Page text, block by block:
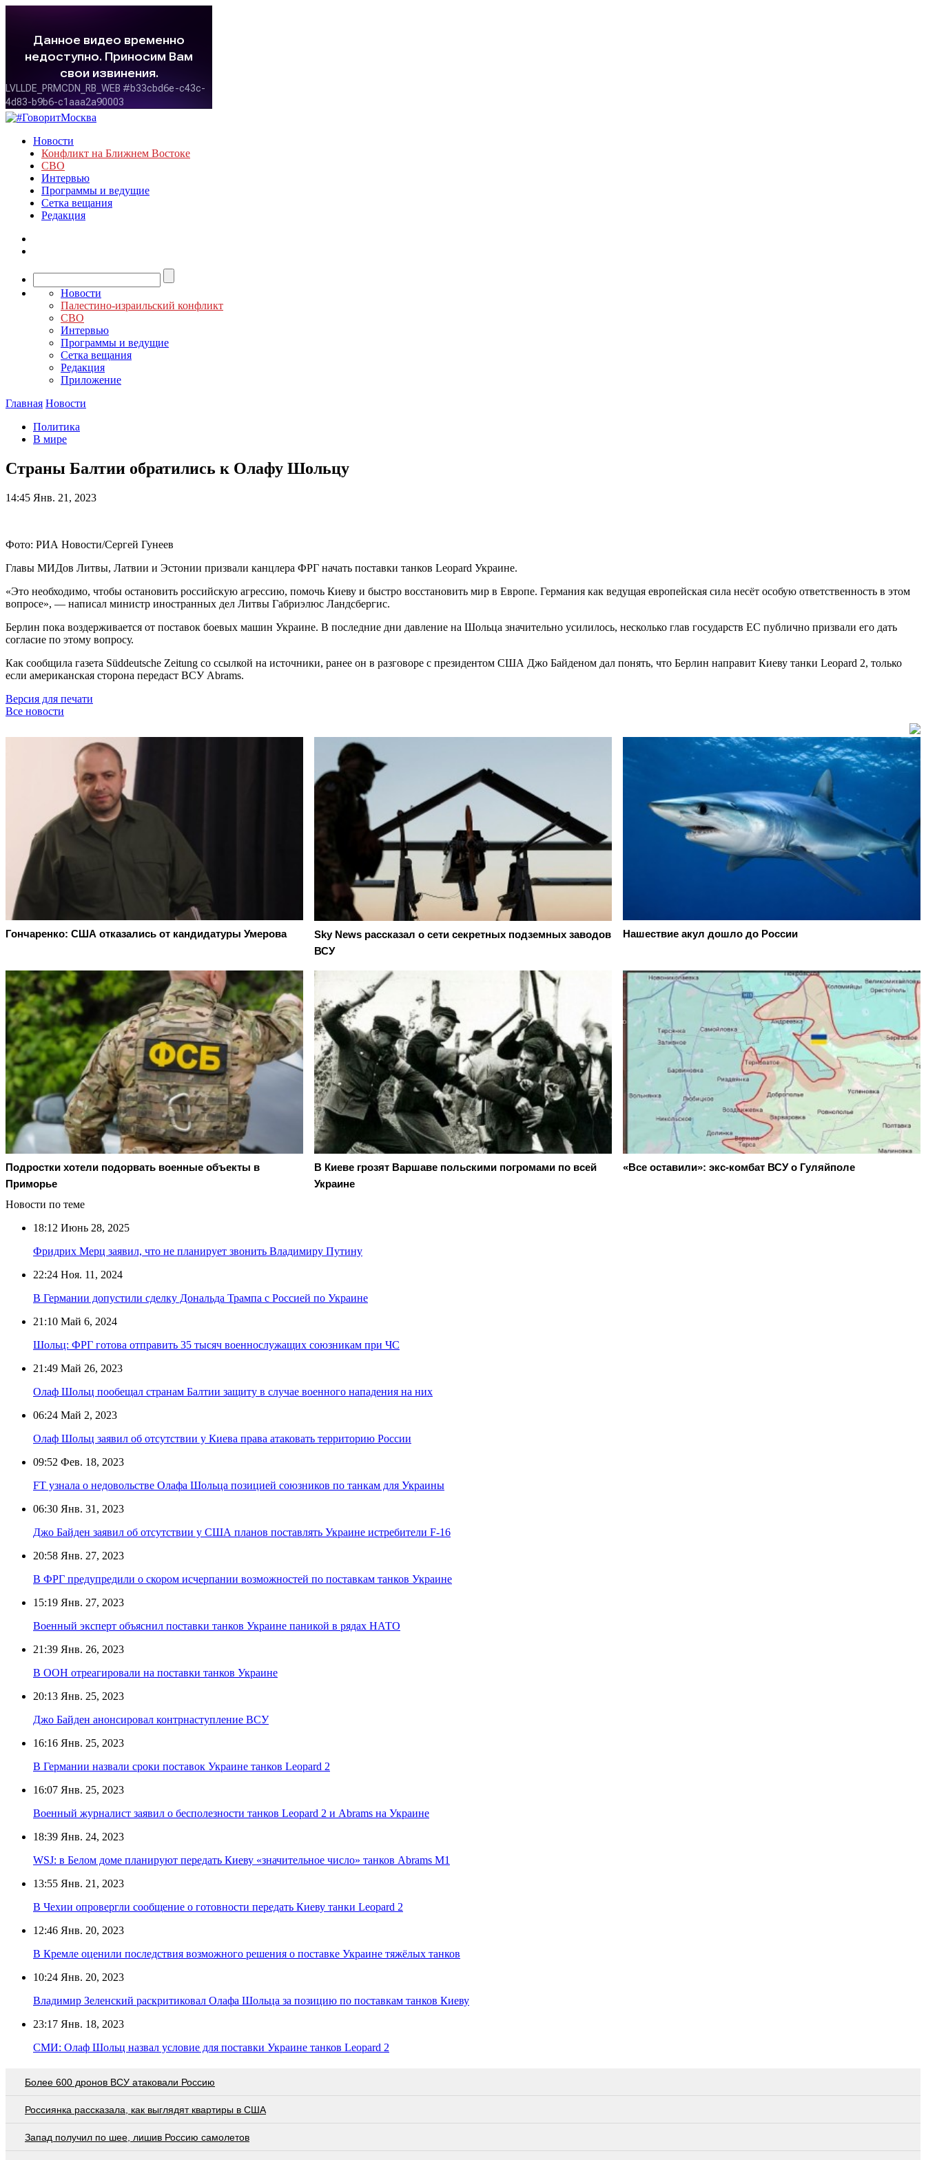
Новости
Конфликт на Ближнем Востоке
СВО
Интервью
Программы и ведущие
Сетка вещания
Редакция
Новости
Палестино-израильский конфликт
СВО
Интервью
Программы и ведущие
Сетка вещания
Редакция
Приложение
Главная Новости
Политика
В мире
Страны Балтии обратились к Олафу Шольцу
14:45 Янв. 21, 2023
Фото: РИА Новости/Сергей Гунеев
Главы МИДов Литвы, Латвии и Эстонии призвали канцлера ФРГ начать поставки танков Leopard Украине.
«Это необходимо, чтобы остановить российскую агрессию, помочь Киеву и быстро восстановить мир в Европе. Германия как ведущая европейская сила несёт особую ответственность в этом
вопросе», — написал министр иностранных дел Литвы Габриэлюс Ландсбергис.
Берлин пока воздерживается от поставок боевых машин Украине. В последние дни давление на Шольца значительно усилилось, несколько глав государств ЕС публично призвали его дать
согласие по этому вопросу.
Как сообщила газета Süddeutsche Zeitung со ссылкой на источники, ранее он в разговоре с президентом США Джо Байденом дал понять, что Берлин направит Киеву танки Leopard 2, только
если американская сторона передаст ВСУ Abrams.
Версия для печати
Все новости
Гончаренко: США отказались от кандидатуры Умерова
Sky News рассказал о сети секретных подземных заводов
ВСУ
Нашествие акул дошло до России
Подростки хотели подорвать военные объекты в
Приморье
В Киеве грозят Варшаве польскими погромами по всей
Украине
«Все оставили»: экс-комбат ВСУ о Гуляйполе
Новости по теме
18:12 Июнь 28, 2025
Фридрих Мерц заявил, что не планирует звонить Владимиру Путину
22:24 Ноя. 11, 2024
В Германии допустили сделку Дональда Трампа с Россией по Украине
21:10 Май 6, 2024
Шольц: ФРГ готова отправить 35 тысяч военнослужащих союзникам при ЧС
21:49 Май 26, 2023
Олаф Шольц пообещал странам Балтии защиту в случае военного нападения на них
06:24 Май 2, 2023
Олаф Шольц заявил об отсутствии у Киева права атаковать территорию России
09:52 Фев. 18, 2023
FT узнала о недовольстве Олафа Шольца позицией союзников по танкам для Украины
06:30 Янв. 31, 2023
Джо Байден заявил об отсутствии у США планов поставлять Украине истребители F-16
20:58 Янв. 27, 2023
В ФРГ предупредили о скором исчерпании возможностей по поставкам танков Украине
15:19 Янв. 27, 2023
Военный эксперт объяснил поставки танков Украине паникой в рядах НАТО
21:39 Янв. 26, 2023
В ООН отреагировали на поставки танков Украине
20:13 Янв. 25, 2023
Джо Байден анонсировал контрнаступление ВСУ
16:16 Янв. 25, 2023
В Германии назвали сроки поставок Украине танков Leopard 2
16:07 Янв. 25, 2023
Военный журналист заявил о бесполезности танков Leopard 2 и Abrams на Украине
18:39 Янв. 24, 2023
WSJ: в Белом доме планируют передать Киеву «значительное число» танков Abrams M1
13:55 Янв. 21, 2023
В Чехии опровергли сообщение о готовности передать Киеву танки Leopard 2
12:46 Янв. 20, 2023
В Кремле оценили последствия возможного решения о поставке Украине тяжёлых танков
10:24 Янв. 20, 2023
Владимир Зеленский раскритиковал Олафа Шольца за позицию по поставкам танков Киеву
23:17 Янв. 18, 2023
СМИ: Олаф Шольц назвал условие для поставки Украине танков Leopard 2
Более 600 дронов ВСУ атаковали Россию
Россиянка рассказала, как выглядят квартиры в США
Запад получил по шее, лишив Россию самолетов